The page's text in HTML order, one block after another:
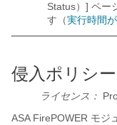
Status）] ペー
す（実行時間
侵入ポリシ
ライセンス：
ASA FirePOWER モジ